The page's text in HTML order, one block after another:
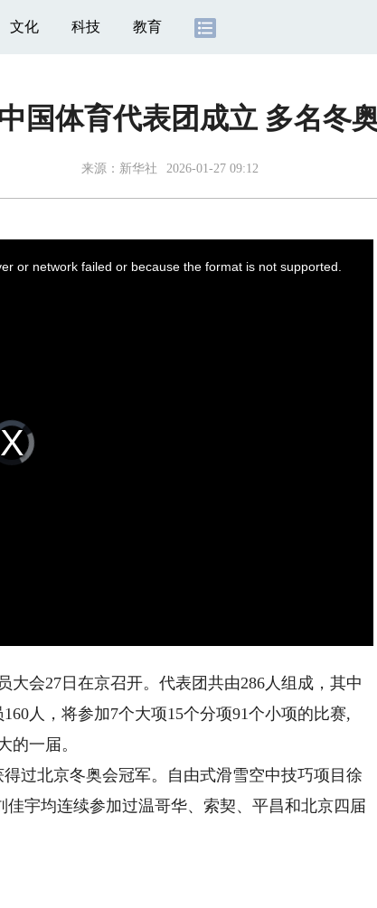
文化 科技 教育
国体育代表团成立 多名冬
来源： 新华社 2026-01-27 09:12
Player
loading.
or network failed or because the format is not supported.
会27日在京召开。代表团共由286人组成，其中
人，将参加7个大项15个分项91个小项的比赛,
的一届。
北京冬奥会冠军。自由式滑雪空中技巧项目徐
宇均连续参加过温哥华、索契、平昌和北京四届